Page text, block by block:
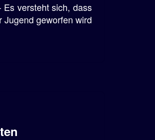
versteht sich, dass
geworfen wird